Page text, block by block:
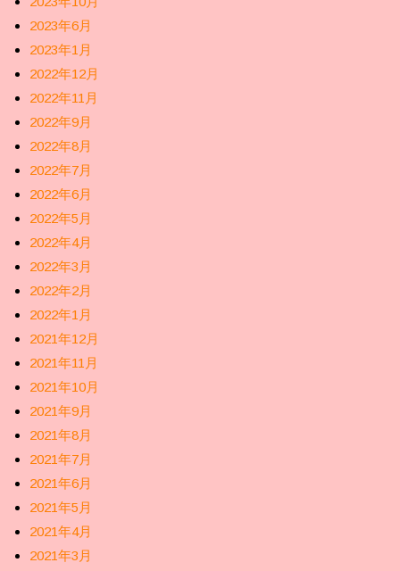
2023年6月
2023年1月
2022年12月
2022年11月
2022年9月
2022年8月
2022年7月
2022年6月
2022年5月
2022年4月
2022年3月
2022年2月
2022年1月
2021年12月
2021年11月
2021年10月
2021年9月
2021年8月
2021年7月
2021年6月
2021年5月
2021年4月
2021年3月